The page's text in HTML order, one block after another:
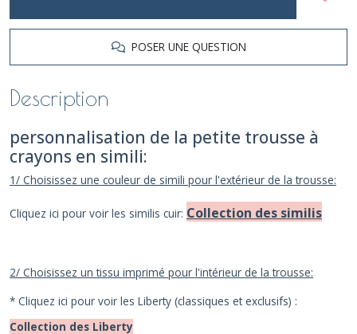
POSER UNE QUESTION
Description
personnalisation de la petite trousse à
crayons en simili:
1/ Choisissez une couleur de simili pour l'extérieur de la trousse:
Cliquez ici pour voir les similis cuir: Collection des similis
2/ Choisissez un tissu imprimé pour l'intérieur de la trousse:
* Cliquez ici pour voir les Liberty (classiques et exclusifs) :
Collection des Liberty